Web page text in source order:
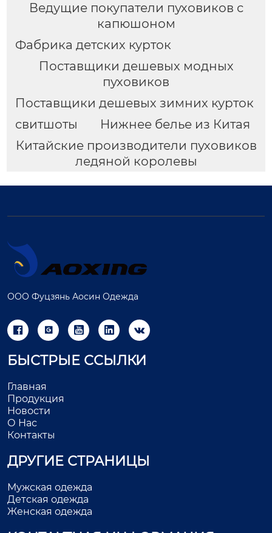
Ведущие покупатели пуховиков с
капюшоном
Фабрика детских курток
Поставщики дешевых модных
пуховиков
Поставщики дешевых зимних курток
свитшоты
Нижнее белье из Китая
Китайские производители пуховиков
ледяной королевы
ООО Фуцзянь Аосин Одежда
    
БЫСТРЫЕ ССЫЛКИ
Главная
Продукция
Новости
О Нас
Контакты
ДРУГИЕ СТРАНИЦЫ
Мужская одежда
Детская одежда
Женская одежда